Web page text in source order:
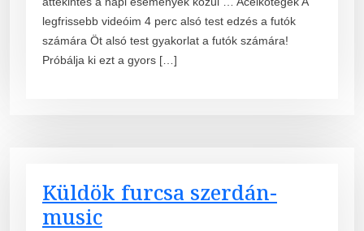
legfrissebb videóim 4 perc alsó test edzés a futók
számára Öt alsó test gyakorlat a futók számára!
Próbálja ki ezt a gyors […]
Küldök furcsa szerdán-
music